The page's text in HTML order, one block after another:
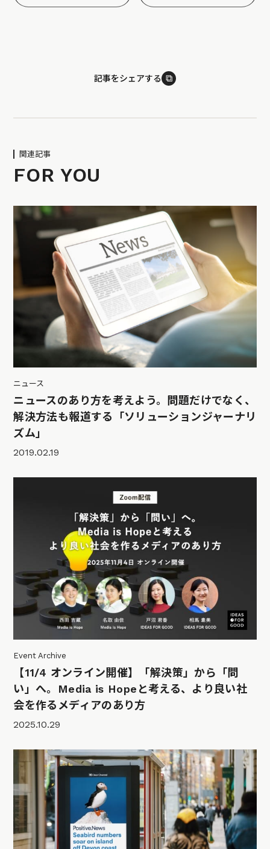
記事をシェアする ⧉
関連記事
FOR YOU
ニュース
ニュースのあり方を考えよう。問題だけでなく、
解決方法も報道する「ソリューションジャーナリ
ズム」
2019.02.19
Event Archive
【11/4 オンライン開催】「解決策」から「問
い」へ。Media is Hopeと考える、より良い社
会を作るメディアのあり方
2025.10.29